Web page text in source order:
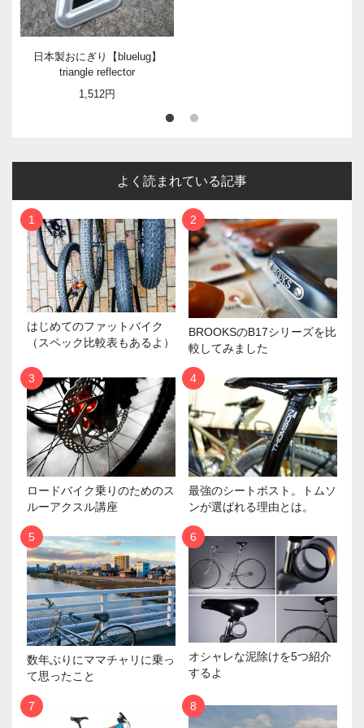
日本製おにぎり【bluelug】
triangle reflector
1,512円
よく読まれている記事
はじめてのファットバイク
（スペック比較表もあるよ）
BROOKSのB17シリーズを比
較してみました
ロードバイク乗りのためのス
ルーアクスル講座
最強のシートポスト。トムソ
ンが選ばれる理由とは。
数年ぶりにママチャリに乗っ
て思ったこと
オシャレな泥除けを5つ紹介
するよ